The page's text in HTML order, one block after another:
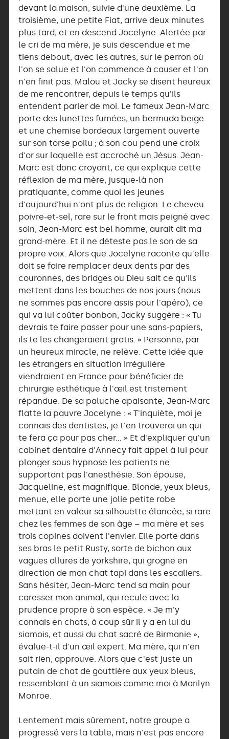
devant la maison, suivie d'une deuxième. La
troisième, une petite Fiat, arrive deux minutes
plus tard, et en descend Jocelyne. Alertée par
le cri de ma mère, je suis descendue et me
tiens debout, avec les autres, sur le perron où
l'on se salue et l'on commence à causer et l'on
n'en finit pas. Malou et Jacky se disent heureux
de me rencontrer, depuis le temps qu'ils
entendent parler de moi. Le fameux Jean-Marc
porte des lunettes fumées, un bermuda beige
et une chemise bordeaux largement ouverte
sur son torse poilu ; à son cou pend une croix
d'or sur laquelle est accroché un Jésus. Jean-
Marc est donc croyant, ce qui explique cette
réflexion de ma mère, jusque-là non
pratiquante, comme quoi les jeunes
d'aujourd'hui n'ont plus de religion. Le cheveu
poivre-et-sel, rare sur le front mais peigné avec
soin, Jean-Marc est bel homme, aurait dit ma
grand-mère. Et il ne déteste pas le son de sa
propre voix. Alors que Jocelyne raconte qu'elle
doit se faire remplacer deux dents par des
couronnes, des bridges ou Dieu sait ce qu'ils
mettent dans les bouches de nos jours (nous
ne sommes pas encore assis pour l'apéro), ce
qui va lui coûter bonbon, Jacky suggère : « Tu
devrais te faire passer pour une sans-papiers,
ils te les changeraient gratis. » Personne, par
un heureux miracle, ne relève. Cette idée que
les étrangers en situation irrégulière
viendraient en France pour bénéficier de
chirurgie esthétique à l'œil est tristement
répandue. De sa paluche apaisante, Jean-Marc
flatte la pauvre Jocelyne : « T'inquiète, moi je
connais des dentistes, je t'en trouverai un qui
te fera ça pour pas cher… » Et d'expliquer qu'un
cabinet dentaire d'Annecy fait appel à lui pour
plonger sous hypnose les patients ne
supportant pas l'anesthésie. Son épouse,
Jacqueline, est magnifique. Blonde, yeux bleus,
menue, elle porte une jolie petite robe
mettant en valeur sa silhouette élancée, si rare
chez les femmes de son âge – ma mère et ses
trois copines doivent l'envier. Elle porte dans
ses bras le petit Rusty, sorte de bichon aux
vagues allures de yorkshire, qui grogne en
direction de mon chat tapi dans les escaliers.
Sans hésiter, Jean-Marc tend sa main pour
caresser mon animal, qui recule avec la
prudence propre à son espèce. « Je m'y
connais en chats, à coup sûr il y a en lui du
siamois, et aussi du chat sacré de Birmanie »,
évalue-t-il d'un œil expert. Ma mère, qui n'en
sait rien, approuve. Alors que c'est juste un
putain de chat de gouttière aux yeux bleus,
ressemblant à un siamois comme moi à Marilyn
Monroe.
Lentement mais sûrement, notre groupe a
progressé vers la table, mais n'est pas encore